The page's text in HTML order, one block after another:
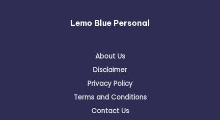
Lemo Blue Personal
About Us
Disclaimer
Privacy Policy
Terms and Conditions
Contact Us